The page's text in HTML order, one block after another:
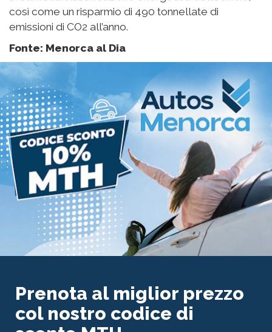
nuovamente riconosciuta nel 2021 come una delle
due compagnie alberghiere più sostenibili al mondo
Standard & Poor’s, e “il Gran Meliá Minorca
rappresenterà una pietra miliare definitiva nel nostro
percorso di decarbonizzazione, in una destinazione
che è anche una Riserva della Biosfera, un
traguardo di cui siamo estremamente orgogliosi”.
In linea con l’impegno del Gruppo di dare priorità ai
criteri di sostenibilità dalla progettazione al
funzionamento degli hotel, la ristrutturazione
dell’hotel Melia Tamarindos – futuro Paradisus Gran
Canaria – comprende anche azioni per ridurre al
minimo le emissioni in sistemi come l’aria
condizionata, la produzione di acqua calda sanitaria
e i sistemi di illuminazione, tra gli altri, integrando
l’efficienza energetica e la produzione di energia
Inoltre, questo progetto è anche impegnato a
ridurre il consumo di acqua attraverso attrezzature
e rubinetti efficienti.